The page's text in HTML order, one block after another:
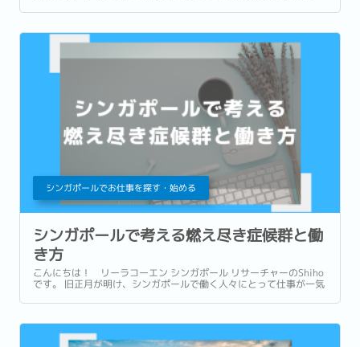
会や仕事の内容に、「自分のスキルはこのままで大丈夫だろうか」
シンガポールでお仕事を探す・始める
シンガポールで考える燃え尽き症候群と働
き方
こんにちは！ リーラコーエン シンガポール リサーチャーのShiho
です。 旧正月が明け、シンガポールで働く人々にとって仕事が一気
合う中で、知らず知らずのうちに心身の負荷が高まっていたりはし